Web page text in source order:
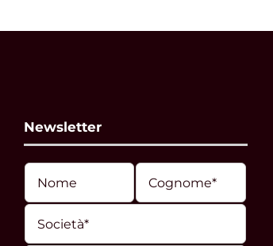
Newsletter